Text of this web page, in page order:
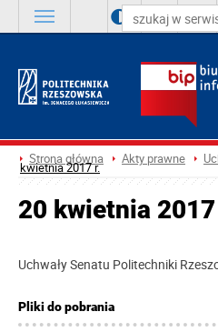
A A
Strona główna Akty prawne
kwietnia 2017 r.
20 kwietnia
Uchwały Senatu Politechniki
Pliki do pobrania